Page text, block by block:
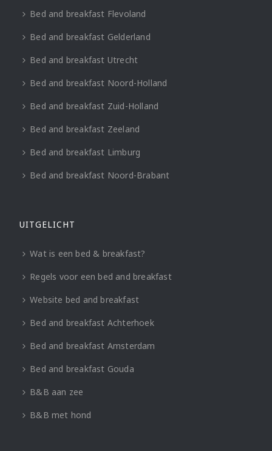
Bed and breakfast Flevoland
Bed and breakfast Gelderland
Bed and breakfast Utrecht
Bed and breakfast Noord-Holland
Bed and breakfast Zuid-Holland
Bed and breakfast Zeeland
Bed and breakfast Limburg
Bed and breakfast Noord-Brabant
UITGELICHT
Wat is een bed & breakfast?
Regels voor een bed and breakfast
Website bed and breakfast
Bed and breakfast Achterhoek
Bed and breakfast Amsterdam
Bed and breakfast Gouda
B&B aan zee
B&B met hond